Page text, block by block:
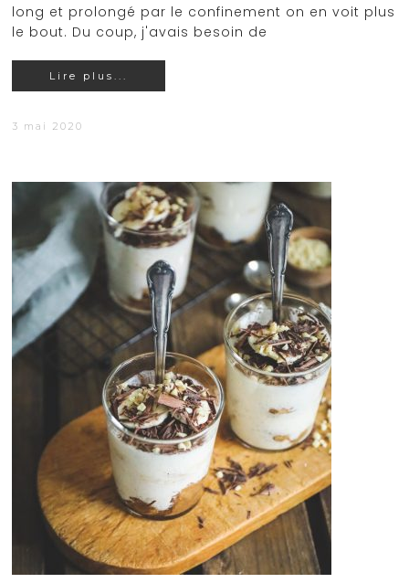
long et prolongé par le confinement on en voit plus
le bout. Du coup, j'avais besoin de
Lire plus...
3 mai 2020